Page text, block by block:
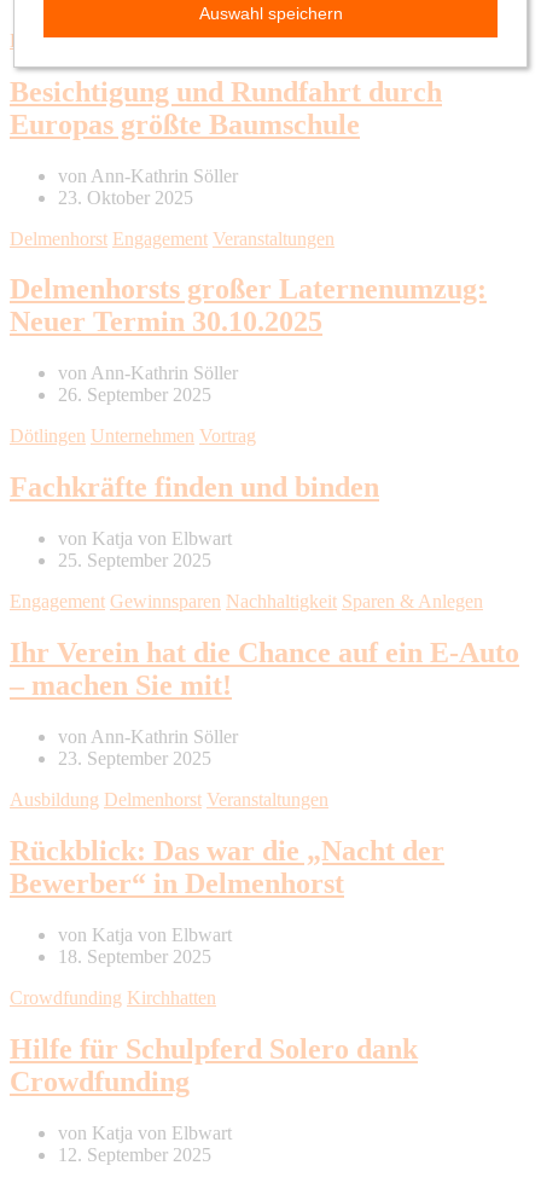
Engagement Mitglieder & Vorteile Veranstaltungen VR AktivPlus
Besichtigung und Rundfahrt durch
Europas größte Baumschule
von Ann-Kathrin Söller
23. Oktober 2025
Delmenhorst Engagement Veranstaltungen
Delmenhorsts großer Laternenumzug:
Neuer Termin 30.10.2025
von Ann-Kathrin Söller
26. September 2025
Dötlingen Unternehmen Vortrag
Fachkräfte finden und binden
von Katja von Elbwart
25. September 2025
Engagement Gewinnsparen Nachhaltigkeit Sparen & Anlegen
Ihr Verein hat die Chance auf ein E-Auto
– machen Sie mit!
von Ann-Kathrin Söller
23. September 2025
Ausbildung Delmenhorst Veranstaltungen
Rückblick: Das war die „Nacht der
Bewerber“ in Delmenhorst
von Katja von Elbwart
18. September 2025
Crowdfunding Kirchhatten
Hilfe für Schulpferd Solero dank
Crowdfunding
von Katja von Elbwart
12. September 2025